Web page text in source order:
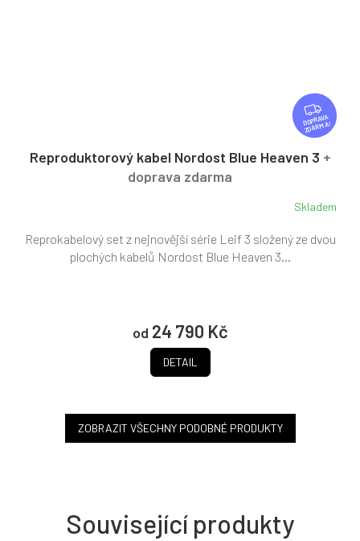
Související produkty
Z
D
A
ZDARMA
Reproduktorový kabel Nordost Blue Heaven 3 +
doprava zdarma
Skladem
od 24 790 Kč
DETAIL
Reprokabelový set z nejnovější série Leif 3 složený ze dvou
plochých kabelů Nordost Blue Heaven 3...
ZOBRAZIT VŠECHNY PODOBNÉ PRODUKTY